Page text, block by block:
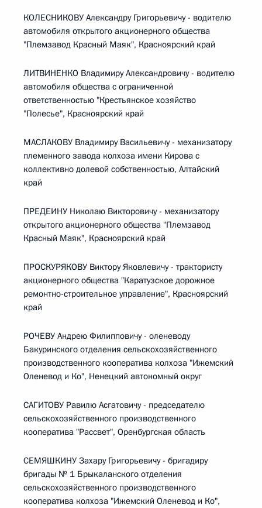
КОЛЕСНИКОВУ Александру Григорьевичу - водителю
автомобиля открытого акционерного общества
"Племзавод Красный Маяк", Красноярский край
ЛИТВИНЕНКО Владимиру Александровичу - водителю
автомобиля общества с ограниченной
ответственностью "Крестьянское хозяйство
"Полесье", Красноярский край
МАСЛАКОВУ Владимиру Васильевичу - механизатору
племенного завода колхоза имени Кирова с
коллективно долевой собственностью, Алтайский
край
ПРЕДЕИНУ Николаю Викторовичу - механизатору
открытого акционерного общества "Племзавод
Красный Маяк", Красноярский край
ПРОСКУРЯКОВУ Виктору Яковлевичу - трактористу
акционерного общества "Каратузское дорожное
ремонтно-строительное управление", Красноярский
край
РОЧЕВУ Андрею Филипповичу - оленеводу
Бакуринского отделения сельскохозяйственного
производственного кооператива колхоза "Ижемский
Оленевод и Ко", Ненецкий автономный округ
САГИТОВУ Равилю Асгатовичу - председателю
сельскохозяйственного производственного
кооператива "Рассвет", Оренбургская область
СЕМЯШКИНУ Захару Григорьевичу - бригадиру
бригады № 1 Брыкаланского отделения
сельскохозяйственного производственного
кооператива колхоза "Ижемский Оленевод и Ко",